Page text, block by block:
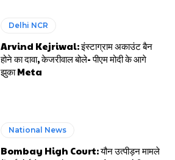
Delhi NCR
Arvind Kejriwal: इंस्टाग्राम अकाउंट बैन
होने का दावा, केजरीवाल बोले- पीएम मोदी के आगे
झुका Meta
National News
Bombay High Court: यौन उत्पीड़न मामले